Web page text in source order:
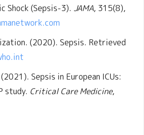
Shock (Sepsis-3). JAMA, 315(8),
(2020). Sepsis. Retrieved
Sepsis in European ICUs:
study. Critical Care Medicine,